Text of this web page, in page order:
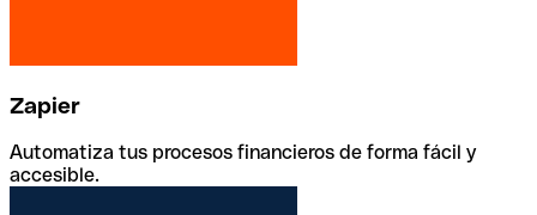
Zapier
Automatiza tus procesos financieros de forma fácil y
accesible.